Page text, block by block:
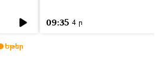
09:35 4 ր
Եթեր